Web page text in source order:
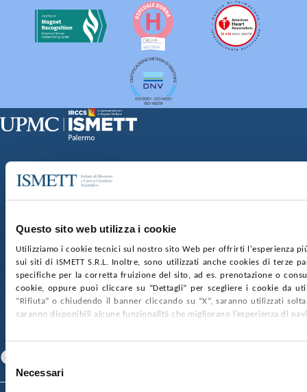
Questo sito web utilizza i cookie
Utilizziamo i cookie tecnici sul nostro sito Web per offrirti l'esperienza
sui siti di ISMETT S.R.L. Inoltre, sono utilizzati anche cookies di terze
specifiche per la corretta fruizione del sito, ad es. prenotazione o
cookie, oppure puoi cliccare su “Dettagli” per scegliere i cookie da
“Rifiuta” o chiudendo il banner cliccando su “X”, saranno utilizzati
saranno disponibili alcune funzionalità che migliorano l’esperienza di
Selezione
delNecessari
Via Discesa dei Giudici 4 90133 Palermo
nr. REA PA-201818 P.I. 04544550827
SOCIETÀ TRASPARENTE WHISTLEBLOWING
GARE E CONTRATTIPRIVACYCOOKIE POLICY
SOSTIENICIMAPPA DEL SITOACCESSIBILITÀ
CONTATTI